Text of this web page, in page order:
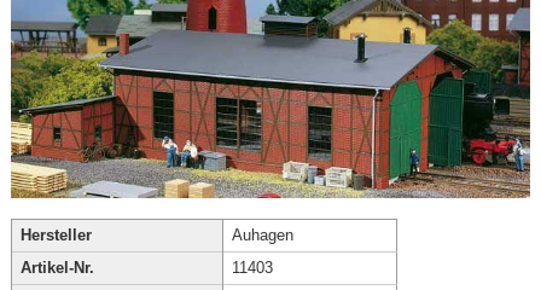
Hersteller
Auhagen
Artikel-Nr.
11403